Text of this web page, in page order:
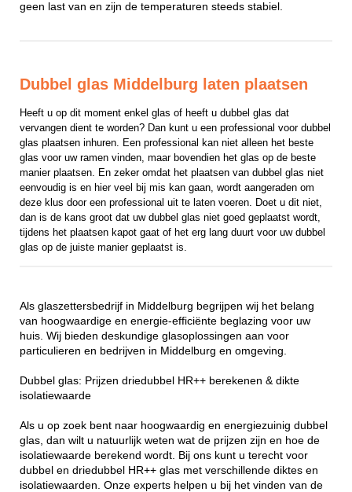
geen last van en zijn de temperaturen steeds stabiel.
Dubbel glas Middelburg laten plaatsen
Heeft u op dit moment enkel glas of heeft u dubbel glas dat
vervangen dient te worden? Dan kunt u een professional voor dubbel
glas plaatsen inhuren. Een professional kan niet alleen het beste
glas voor uw ramen vinden, maar bovendien het glas op de beste
manier plaatsen. En zeker omdat het plaatsen van dubbel glas niet
eenvoudig is en hier veel bij mis kan gaan, wordt aangeraden om
deze klus door een professional uit te laten voeren. Doet u dit niet,
dan is de kans groot dat uw dubbel glas niet goed geplaatst wordt,
tijdens het plaatsen kapot gaat of het erg lang duurt voor uw dubbel
glas op de juiste manier geplaatst is.
Als glaszettersbedrijf in Middelburg begrijpen wij het belang
van hoogwaardige en energie-efficiënte beglazing voor uw
huis. Wij bieden deskundige glasoplossingen aan voor
particulieren en bedrijven in Middelburg en omgeving.
Dubbel glas: Prijzen driedubbel HR++ berekenen & dikte
isolatiewaarde
Als u op zoek bent naar hoogwaardig en energiezuinig dubbel
glas, dan wilt u natuurlijk weten wat de prijzen zijn en hoe de
isolatiewaarde berekend wordt. Bij ons kunt u terecht voor
dubbel en driedubbel HR++ glas met verschillende diktes en
isolatiewaarden. Onze experts helpen u bij het vinden van de